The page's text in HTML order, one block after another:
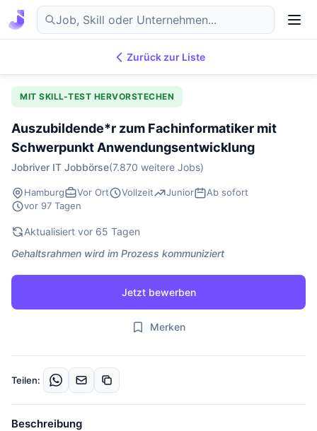
DE
Zurück zur Liste
MIT SKILL-TEST HERVORSTECHEN
Auszubildende*r zum Fachinformatiker mit
Schwerpunkt Anwendungsentwicklung
Jobriver IT Jobbörse(7.870 weitere Jobs)
Hamburg Vor Ort Vollzeit Junior
Ab sofort
vor 97 Tagen
Aktualisiert vor 65 Tagen
Gehaltsrahmen wird im Prozess kommuniziert
Jetzt bewerben
Merken
Teilen:
Beschreibung